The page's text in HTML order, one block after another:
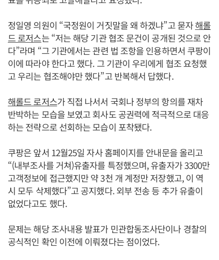
정일영 의원이 “국정원이 거짓말을 왜 하겠냐”고 묻자해롤
드 로저스는 “저는 해당 기관 협조 문건이 공개된 것으로 안
다”라며 “그 기관에서는 관련 법 조항을 인용하면서 쿠팡이
이에 따라야 한다고 했다. 그 기관이 우리에게 협조 요청했
고 우리는 협조해야만 했다”고 반복해서 답했다.
해롤드 로저스가 직접 나서서 국회나 정부의 항의를 재차
반박하는 모습을 보였고 회사도 공권력에 적극적으로 대응
하는 전략으로 선회하는 모습이 포착됐다.
쿠팡은 앞서 12월25일 자사 홈페이지를 안내문을 올리고
“(내부조사를 거쳐)유출자를 특정했으며, 유출자가 3300만
고객정보에 접근했지만 약 3천 개 계정만 저장했고, 이 역
시 모두 삭제했다”고 공지했다. 외부 전송 등 추가 유출이
없었다고도 했다.
문제는 해당 조사내용 발표가 민관합동조사단이나 경찰의
공식적인 확인 이전에 이뤄졌다는 점이었다.